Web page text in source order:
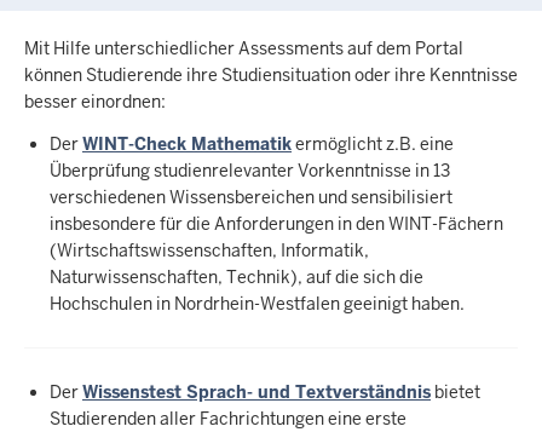
Mit Hilfe unterschiedlicher Assessments auf dem Portal
können Studierende ihre Studiensituation oder ihre Kenntnisse
besser einordnen:
DerWINT-Check Mathematikermöglicht z.B. eine
Überprüfung studienrelevanter Vorkenntnisse in 13
verschiedenen Wissensbereichen und sensibilisiert
insbesondere für die Anforderungen in den WINT-Fächern
(Wirtschaftswissenschaften, Informatik,
Naturwissenschaften, Technik), auf die sich die
Hochschulen in Nordrhein-Westfalen geeinigt haben.
DerWissenstest Sprach- und Textverständnis bietet
Studierenden aller Fachrichtungen eine erste